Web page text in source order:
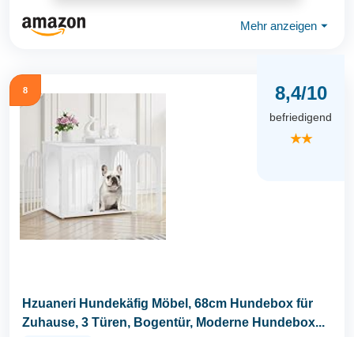
Mehr anzeigen ⏷
8 8,4/10
befriedigend
★★
Hzuaneri Hundekäfig Möbel, 68cm Hundebox für
Zuhause, 3 Türen, Bogentür, Moderne Hundebox...